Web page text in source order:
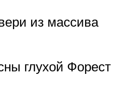
из массива
глухой Форест